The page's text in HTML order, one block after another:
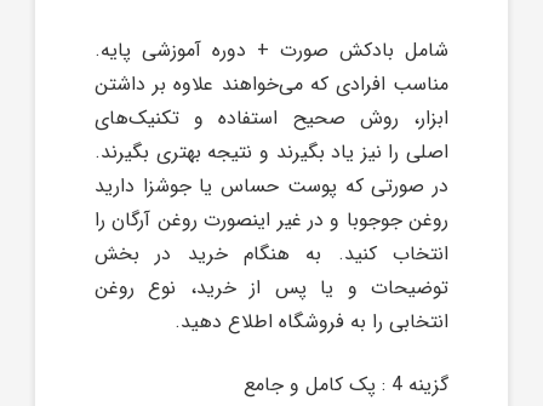
شامل بادکش صورت + دوره آموزشی پایه.
مناسب افرادی که می‌خواهند علاوه بر داشتن
ابزار، روش صحیح استفاده و تکنیک‌های
اصلی را نیز یاد بگیرند و نتیجه بهتری بگیرند.
در صورتی که پوست حساس یا جوشزا دارید
روغن جوجوبا و در غیر اینصورت روغن آرگان را
انتخاب کنید. به هنگام خرید در بخش
توضیحات و یا پس از خرید، نوع روغن
انتخابی را به فروشگاه اطلاع دهید.
گزینه 4 : پک کامل و جامع